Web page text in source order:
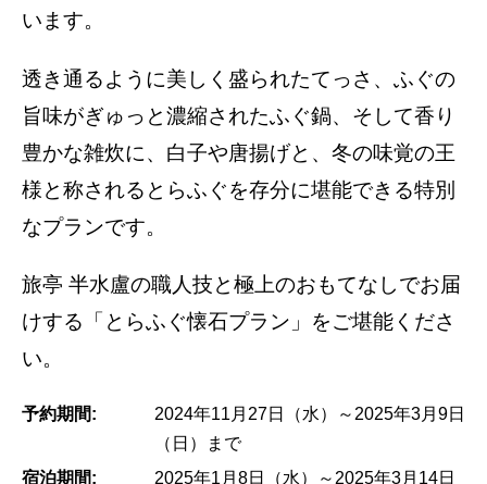
います。
透き通るように美しく盛られたてっさ、ふぐの
旨味がぎゅっと濃縮されたふぐ鍋、そして香り
豊かな雑炊に、白子や唐揚げと、冬の味覚の王
様と称されるとらふぐを存分に堪能できる特別
なプランです。
旅亭 半水盧の職人技と極上のおもてなしでお届
けする「とらふぐ懐石プラン」をご堪能くださ
い。
予約期間:
2024年11月27日（水）～2025年3月9日
（日）まで
宿泊期間:
2025年1月8日（水）～2025年3月14日